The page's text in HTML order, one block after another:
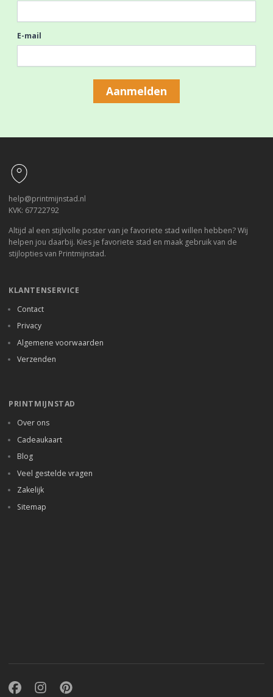
E-mail
Aanmelden
help@printmijnstad.nl
KVK: 67722792
Altijd al een stijlvolle poster van je favoriete stad willen hebben? Wij
helpen jou daarbij. Kies je favoriete stad en maak gebruik van de
stijlopties van Printmijnstad.
KLANTENSERVICE
Contact
Privacy
Algemene voorwaarden
Verzenden
PRINTMIJNSTAD
Over ons
Cadeaukaart
Blog
Veel gestelde vragen
Zakelijk
Sitemap
FacebookInstagramPinterest